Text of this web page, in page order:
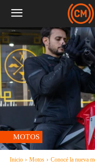
MOTOS
Inicio Motos Conocé la nueva